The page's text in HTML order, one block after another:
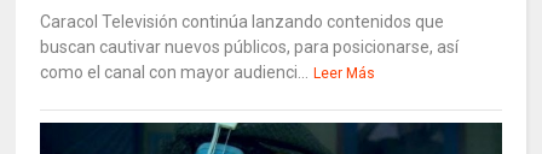
Caracol Televisión continúa lanzando contenidos que
buscan cautivar nuevos públicos, para posicionarse, así
como el canal con mayor audienci...
Leer Más